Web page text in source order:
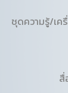
ชุดความรู้/เค
สื่